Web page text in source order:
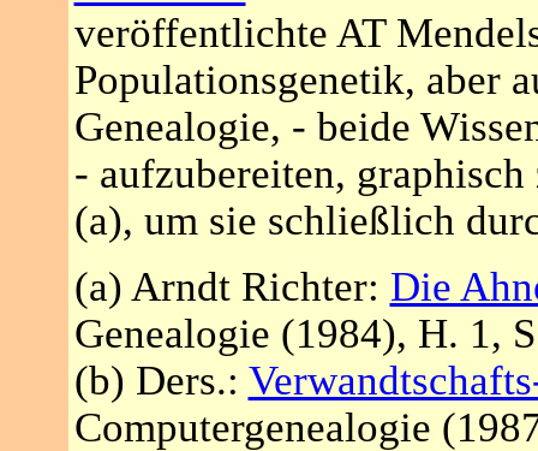
veröffentlichte AT
Populationsgenetik, aber
Genealogie, - beide
- aufzubereiten,
(a), um sie schließlich
(a) Arndt Richter: Die
Genealogie (1984), H. 1,
(b) Ders.:
Computergenealogie